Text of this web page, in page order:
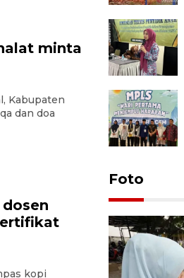
minta
Kabupaten
dan doa
kopi
Foto